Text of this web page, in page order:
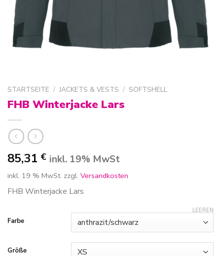
STARTSEITE / JACKETS & VESTS / SOFTSHELL
FHB Winterjacke Lars
85,31 € inkl. 19% MwSt
inkl. 19 % MwSt. zzgl. Versandkosten
FHB Winterjacke Lars
Farbe
Größe
LEEREN